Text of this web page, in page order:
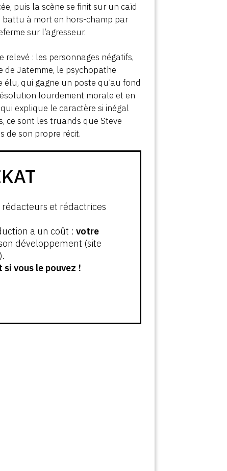
puis la scène se finit sur un caïd
à mort en hors-champ par
sur l’agresseur.
relevé : les personnages négatifs,
de Jatemme, le psychopathe
qui gagne un poste qu’au fond
lourdement morale et en
explique le caractère si inégal
ce sont les truands que Steve
de son propre récit.
et rédactrices
a un coût : votre
développement (site
vous le pouvez !